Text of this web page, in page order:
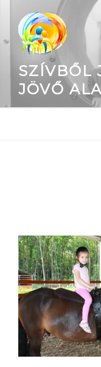
SZÍVBŐL
JÖVŐ